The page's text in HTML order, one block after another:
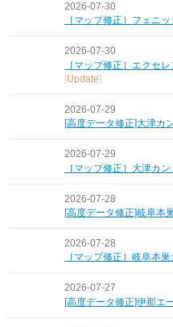
2026-07-30
［マップ修正］フェニ
2026-07-30
［マップ修正］エクセ
[Update]
2026-07-29
[高度データ修正]大津カ
2026-07-29
［マップ修正］大津カ
2026-07-28
[高度データ修正]岐阜本
2026-07-28
［マップ修正］岐阜本
2026-07-27
[高度データ修正]伊那エ